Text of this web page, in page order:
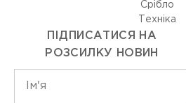
Срiбло
Технiка
ПІДПИСАТИСЯ НА
РОЗСИЛКУ НОВИН